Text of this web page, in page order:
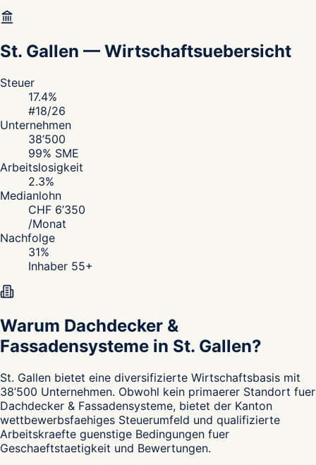
St. Gallen — Wirtschaftsuebersicht
Steuer
17.4%
#18/26
Unternehmen
38’500
99% SME
Arbeitslosigkeit
2.3%
Medianlohn
CHF 6’350
/Monat
Nachfolge
31%
Inhaber 55+
Warum Dachdecker &
Fassadensysteme in St. Gallen?
St. Gallen bietet eine diversifizierte Wirtschaftsbasis mit
38’500 Unternehmen. Obwohl kein primaerer Standort fuer
Dachdecker & Fassadensysteme, bietet der Kanton
wettbewerbsfaehiges Steuerumfeld und qualifizierte
Arbeitskraefte guenstige Bedingungen fuer
Geschaeftstaetigkeit und Bewertungen.